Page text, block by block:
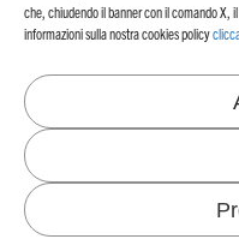
che, chiudendo il banner con il comando X,
informazioni sulla nostra cookies policy
CRUSINALLO MILL
Via IV Novembre 276
Email